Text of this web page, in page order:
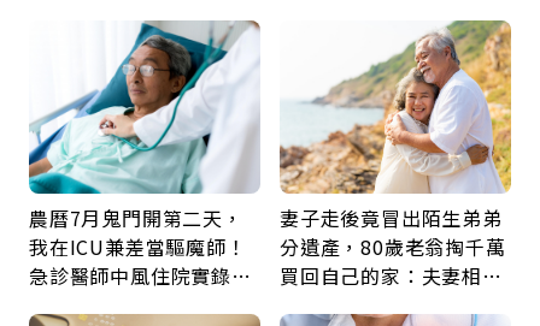
農曆7月鬼門開第二天，
我在ICU兼差當驅魔師！
急診醫師中風住院實錄：
妻子走後竟冒出陌生弟弟
分遺產，80歲老翁掏千萬
買回自己的家：夫妻相守